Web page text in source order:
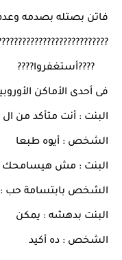
فاتن بصتله بصدمه
????أستغفروا????
فى أحدى الأماكن
البنت : أنت متأكد من ال
الشخص : أيوه طبعا
البنت : مش هيسامحك
الشخص بابتسامة حب :
البنت بدهشه : يمكن
الشخص : ده أكيد